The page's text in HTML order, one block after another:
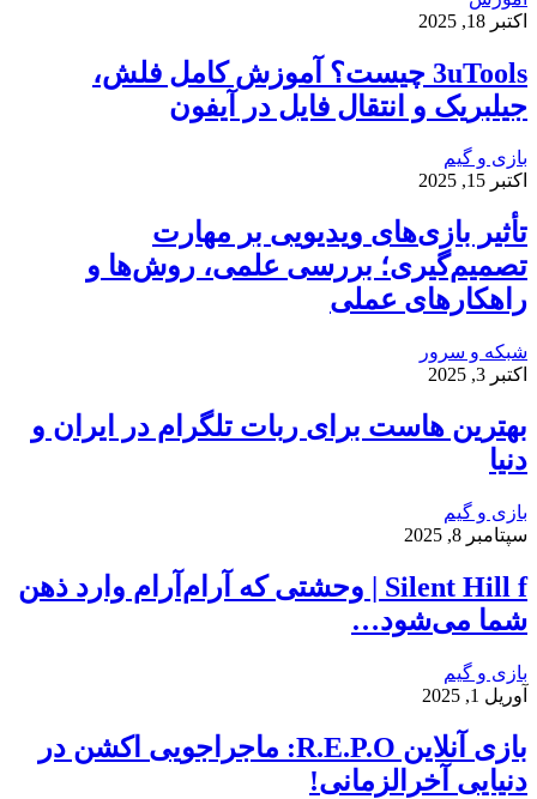
اکتبر 18, 2025
3uTools چیست؟ آموزش کامل فلش،
جیلبریک و انتقال فایل در آیفون
بازی و گیم
اکتبر 15, 2025
تأثیر بازی‌های ویدیویی بر مهارت
تصمیم‌گیری؛ بررسی علمی، روش‌ها و
راهکارهای عملی
شبکه و سرور
اکتبر 3, 2025
بهترین هاست برای ربات تلگرام در ایران و
دنیا
بازی و گیم
سپتامبر 8, 2025
Silent Hill f | وحشتی که آرام‌آرام وارد ذهن
شما می‌شود…
بازی و گیم
آوریل 1, 2025
بازی آنلاین R.E.P.O: ماجراجویی اکشن در
دنیایی آخرالزمانی!